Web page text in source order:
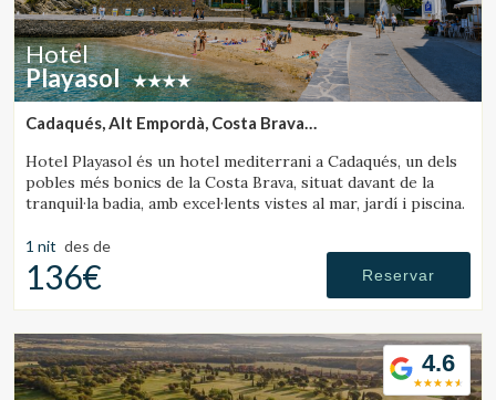
Hotel
Playasol
Cadaqués, Alt Empordà, Costa Brava
Hotel Playasol és un hotel mediterrani a Cadaqués, un dels
pobles més bonics de la Costa Brava, situat davant de la
tranquil·la badia, amb excel·lents vistes al mar, jardí i piscina.
1 nit des de
136€ Reservar
4.6